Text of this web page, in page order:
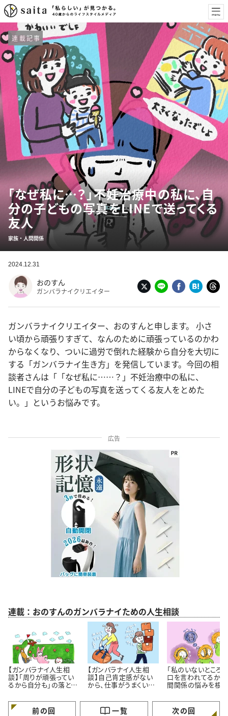
連載記事
「なぜ私に…？」不妊治療中の私に、自
分の子どもの写真をLINEで送ってくる
友人
家族・人間関係
2024.12.31
おのすん
ガンバラナイクリエイター
ガンバラナイクリエイター、おのすんと申します。 小さ
い頃から頑張りすぎて、なんのために頑張っているのかわ
からなくなり、ついに過労で倒れた経験から自分を大切に
する「ガンバラナイ生き方」を発信しています。今回の相
談者さんは「「なぜ私に……？」不妊治療中の私に、
LINEで自分の子どもの写真を送ってくる友人をとめた
い。」というお悩みです。
広告
連載：おのすんのガンバラナイための人生相談
【ガンバラナイ人生相
談】「周りが頑張ってい
るから自分も」の落とし
けていますか？
【ガンバラナイ人生相
談】自己肯定感がない
から、仕事がうまくいき
「私のいないところ
口を言われてるかも
間関係の悩みを根っ
ガンバラナイ人生相
前の回 一覧 次の回